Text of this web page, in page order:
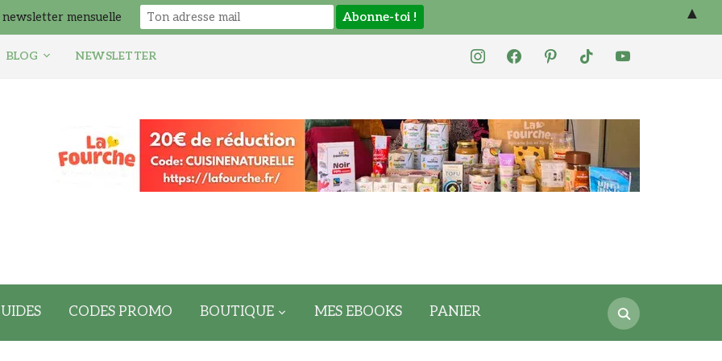
instagramfacebookpinteresttiktok youtube
BLOG NEWSLETTER
Search
for:
CODES PROMO BOUTIQUE MES EBOOKS PANIER
newsletter mensuelle ▲